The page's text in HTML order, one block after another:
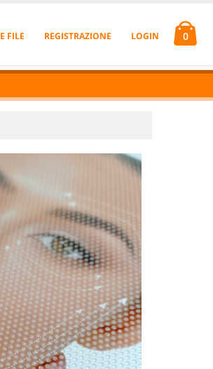
0
FILE REGISTRAZIONE LOGIN